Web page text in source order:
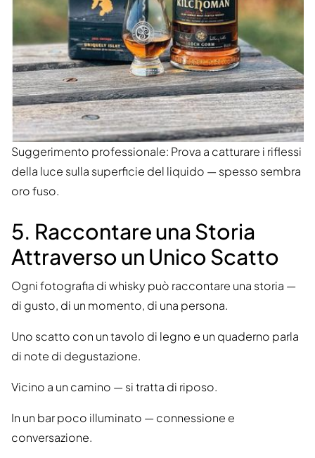
Suggerimento professionale: Prova a catturare i riflessi
della luce sulla superficie del liquido — spesso sembra
oro fuso.
5. Raccontare una Storia
Attraverso un Unico Scatto
Ogni fotografia di whisky può raccontare una storia —
di gusto, di un momento, di una persona.
Uno scatto con un tavolo di legno e un quaderno parla
di note di degustazione.
Vicino a un camino — si tratta di riposo.
In un bar poco illuminato — connessione e
conversazione.